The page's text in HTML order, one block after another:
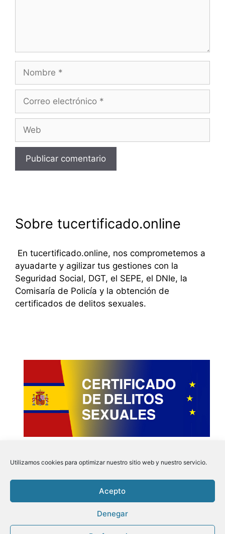
Utilizamos cookies para optimizar nuestro sitio web y nuestro servicio.
Acepto
Denegar
electrónico
Sobre tucertificado.online
En tucertificado.online, nos comprometemos a
ayuadarte y agilizar tus gestiones con la
Seguridad Social, DGT, el SEPE, el DNIe, la
Comisaría de Policía y la obtención de
certificados de delitos sexuales.
Instagram